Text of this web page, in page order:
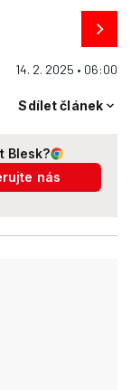
14. 2. 2025 • 06:00
Sdílet článek
Blesk?
nás